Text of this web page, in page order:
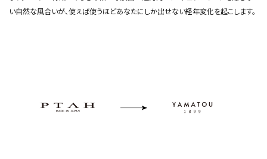
い自然な風合いが、使えば使うほどあなたにしか出せない経年変化を起こします。